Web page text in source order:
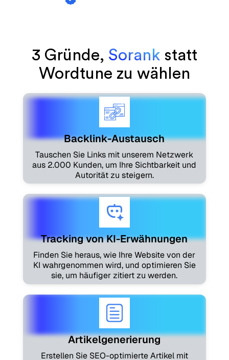
3 Gründe, Sorank statt
Wordtune zu wählen
Backlink-Austausch
Tauschen Sie Links mit unserem Netzwerk
aus 2.000 Kunden, um Ihre Sichtbarkeit und
Autorität zu steigern.
Tracking von KI-Erwähnungen
Finden Sie heraus, wie Ihre Website von der
KI wahrgenommen wird, und optimieren Sie
sie, um häufiger zitiert zu werden.
Artikelgenerierung
Erstellen Sie SEO-optimierte Artikel mit